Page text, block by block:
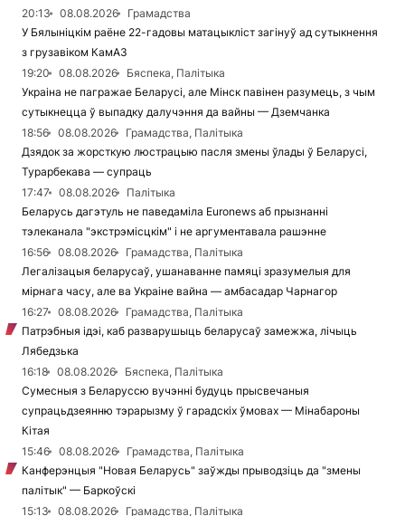
20:13
08.08.2026
Грамадства
У Бялыніцкім раёне 22-гадовы матацыкліст загінуў ад сутыкнення
з грузавіком КамАЗ
19:20
08.08.2026
Бяспека, Палітыка
Украіна не пагражае Беларусі, але Мінск павінен разумець, з чым
сутыкнецца ў выпадку далучэння да вайны — Дземчанка
18:56
08.08.2026
Грамадства, Палітыка
Дзядок за жорсткую люстрацыю пасля змены ўлады ў Беларусі,
Турарбекава — супраць
17:47
08.08.2026
Палітыка
Беларусь дагэтуль не паведаміла Euronews аб прызнанні
тэлеканала "экстрэмісцкім" і не аргументавала рашэнне
16:56
08.08.2026
Грамадства, Палітыка
Легалізацыя беларусаў, ушанаванне памяці зразумелыя для
мірнага часу, але ва Украіне вайна — амбасадар Чарнагор
16:27
08.08.2026
Грамадства, Палітыка
Патрэбныя ідэі, каб разварушыць беларусаў замежжа, лічыць
Лябедзька
16:18
08.08.2026
Бяспека, Палітыка
Сумесныя з Беларуссю вучэнні будуць прысвечаныя
супрацьдзеянню тэрарызму ў гарадскіх ўмовах — Мінабароны
Кітая
15:46
08.08.2026
Грамадства, Палітыка
Канферэнцыя "Новая Беларусь" заўжды прыводзіць да "змены
палітык" — Баркоўскі
15:13
08.08.2026
Грамадства, Палітыка